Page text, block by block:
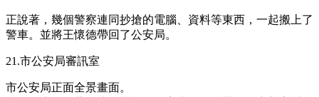
正說著，幾個警察連同抄搶的電腦、資料等東西，一起搬上了
警車。並將王懷德帶回了公安局。
21.市公安局審訊室
市公安局正面全景畫面。